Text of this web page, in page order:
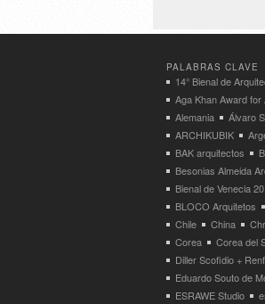
PALABRAS CLAVE
14° Bienal de
Aga Khan Award
Alemania
Álvaro
ARCHIKUBIK
BAK arquitectos
Besonias Almeida
Bienal de Venecia
BLOCO Arquitetos
Chile
China
Corea
Corea del
Diller Scofidio +
Eduardo Souto de
ESRAWE Studio